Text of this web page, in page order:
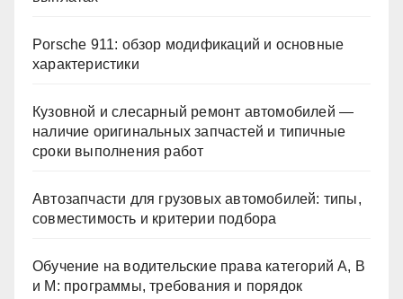
Porsche 911: обзор модификаций и основные
характеристики
Кузовной и слесарный ремонт автомобилей —
наличие оригинальных запчастей и типичные
сроки выполнения работ
Автозапчасти для грузовых автомобилей: типы,
совместимость и критерии подбора
Обучение на водительские права категорий A, B
и M: программы, требования и порядок